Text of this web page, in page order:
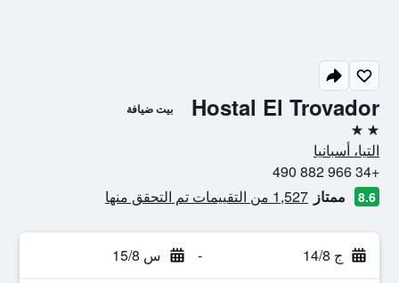
Hostal El Trovador بيت ضيافة
2 نجمتين
التيا، أسبانيا
+34 966 882 490
8.6 ممتاز 1,527 من التقييمات تم التحقق منها
ج 14/8 - س 15/8